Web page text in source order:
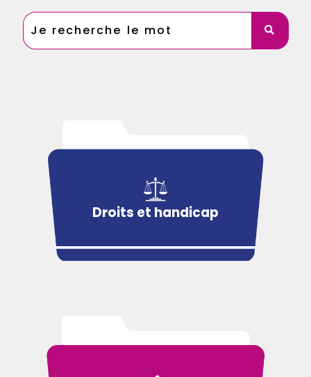
Droits et handicap